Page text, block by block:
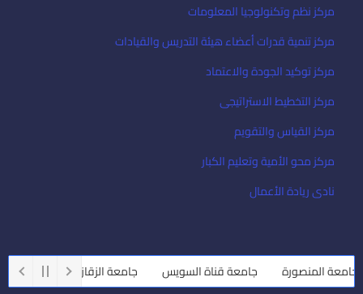
مركز نظم وتكنولوجيا المعلومات
مركز تنمية قدرات أعضاء هيئة التدريس والقيادات
مركز توكيد الجودة والاعتماد
مركز التخطيط الاستراتيجى
مركز القياس والتقويم
مركز محو الأمية وتعليم الكبار
نادى ريادة الأعمال
المنصورة جامعة قناة السويس جامعة الزقازيق جامعة